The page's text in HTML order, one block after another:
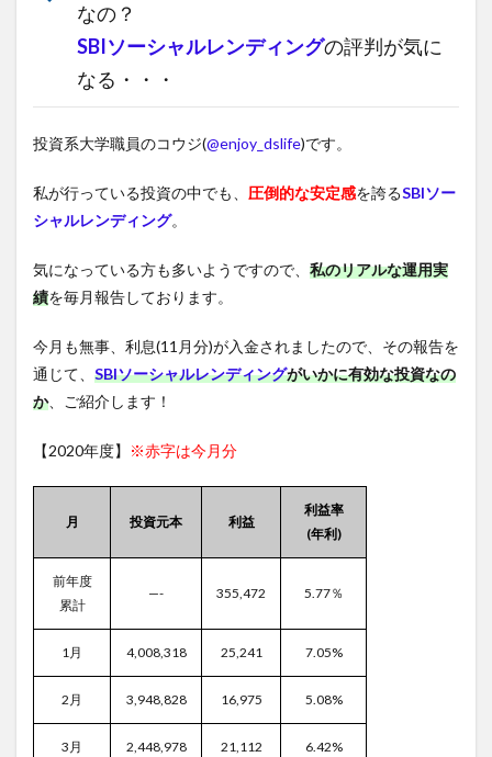
なの？
SBIソーシャルレンディングの評判が気に
なる・・・
投資系大学職員のコウジ(@enjoy_dslife)です。
私が行っている投資の中でも、 圧倒的な安定感を誇るSBIソー
シャルレンディング。
気になっている方も多いようですので、 私のリアルな運用実
績を毎月報告しております。
今月も無事、利息(11月分)が入金されましたので、その報告を
通じて、 SBIソーシャルレンディングがいかに有効な投資なの
か、ご紹介します！
【2020年度】 ※赤字は今月分
月 投資元本 利益
利益率
(年利)
前年度
累計
—- 355,472 5.77％
1月 4,008,318 25,241 7.05%
2月 3,948,828 16,975 5.08%
3月 2,448,978 21,112 6.42%